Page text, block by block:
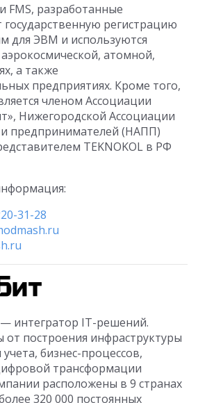
FMS, разработанные
регистрацию
для ЭВМ и используются
атомной,
а также
предприятиях. Кроме того,
членом Ассоциации
Нижегородской Ассоциации
предпринимателей (НАПП)
TEKNOKOL в РФ
31-28
— интегратор IT-решений.
от построения инфраструктуры
бизнес-процессов,
трансформации
расположены в 9 странах
320 000 постоянных